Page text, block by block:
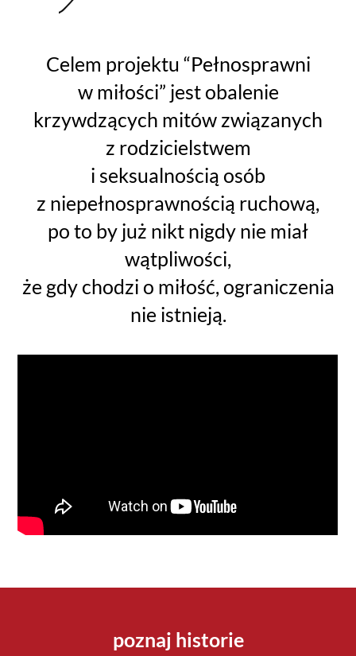
Celem projektu “Pełnosprawni
w miłości” jest obalenie
krzywdzących mitów związanych
z rodzicielstwem
i seksualnością osób
z niepełnosprawnością ruchową,
po to by już nikt nigdy nie miał
wątpliwości,
że gdy chodzi o miłość, ograniczenia
nie istnieją.
poznaj historie